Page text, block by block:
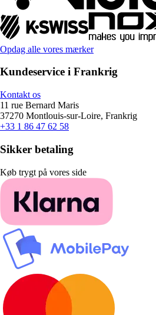
Opdag alle vores mærker
Kundeservice i Frankrig
Kontakt os
11 rue Bernard Maris
37270 Montlouis-sur-Loire, Frankrig
+33 1 86 47 62 58
Sikker betaling
Køb trygt på vores side